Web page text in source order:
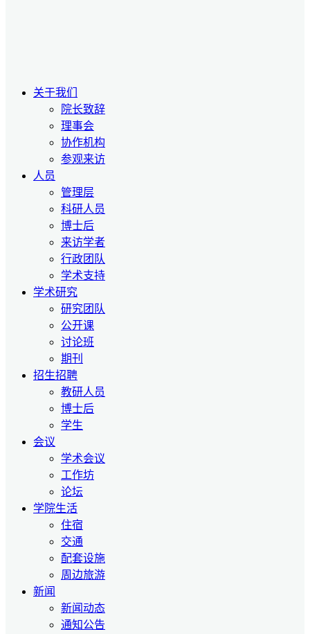
关于我们
院长致辞
理事会
协作机构
参观来访
人员
管理层
科研人员
博士后
来访学者
行政团队
学术支持
学术研究
研究团队
公开课
讨论班
期刊
招生招聘
教研人员
博士后
学生
会议
学术会议
工作坊
论坛
学院生活
住宿
交通
配套设施
周边旅游
新闻
新闻动态
通知公告